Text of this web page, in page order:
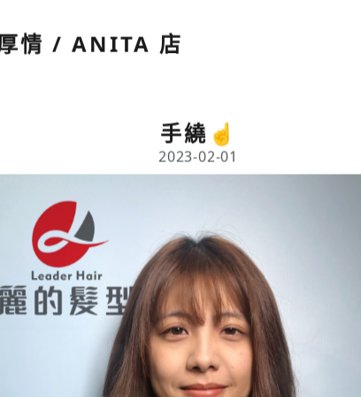
情 / ANITA 店
手繞☝️
2023-02-01